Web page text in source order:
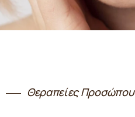
Θεραπείες Προσώπου